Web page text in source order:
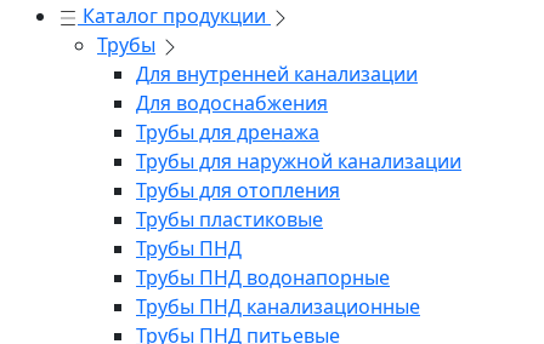
Каталог продукции
Трубы
Для внутренней канализации
Для водоснабжения
Трубы для дренажа
Трубы для наружной канализации
Трубы для отопления
Трубы пластиковые
Трубы ПНД
Трубы ПНД водонапорные
Трубы ПНД канализационные
Трубы ПНД питьевые